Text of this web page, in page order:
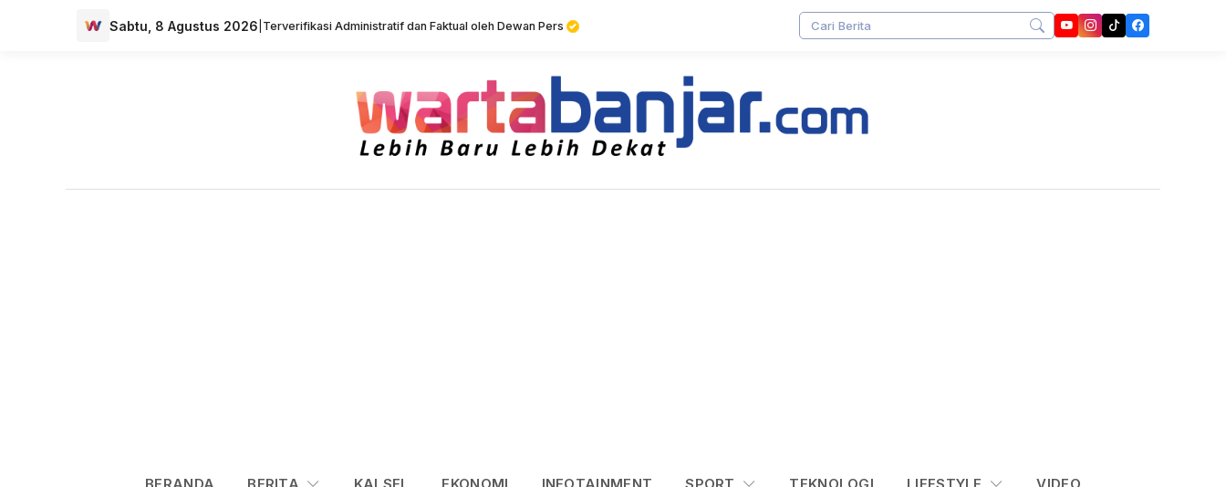
Sabtu, 8 Agustus 2026 Terverifikasi Administratif dan Faktual oleh Dewan Pers